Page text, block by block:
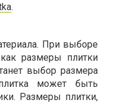
.
При выборе
размеры плитки
выбор размера
может быть
Размеры плитки,